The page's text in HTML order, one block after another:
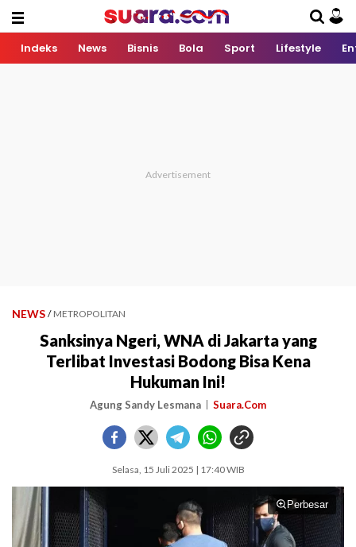
Indeks News Bisnis Bola Sport Lifestyle
NEWS / METROPOLITAN
Sanksinya Ngeri, WNA di Jakarta yang
Terlibat Investasi Bodong Bisa Kena
Hukuman Ini!
Agung Sandy Lesmana Suara.Com
Selasa, 15 Juli 2025 | 17:40 WIB
Perbesar